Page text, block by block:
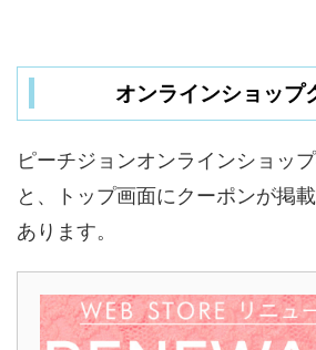
オンラインショップ
ピーチジョンオンラインショッ
と、トップ画面にクーポンが掲
あります。